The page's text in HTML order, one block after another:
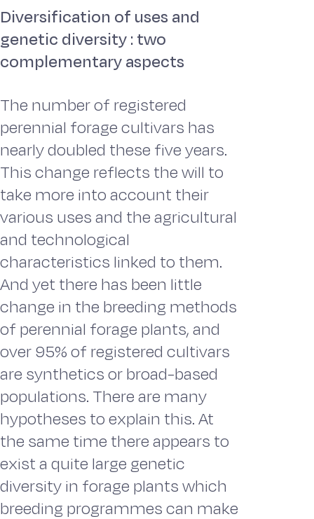
Diversification of uses and
genetic diversity : two
complementary aspects
The number of registered
perennial forage cultivars has
nearly doubled these five years.
This change reflects the will to
take more into account their
various uses and the agricultural
and technological
characteristics linked to them.
And yet there has been little
change in the breeding methods
of perennial forage plants, and
over 95% of registered cultivars
are synthetics or broad-based
populations. There are many
hypotheses to explain this. At
the same time there appears to
exist a quite large genetic
diversity in forage plants which
breeding programmes can make